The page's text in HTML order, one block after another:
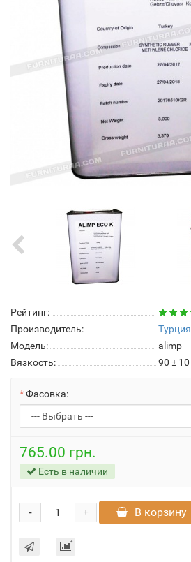
Рейтинг:
Производитель:
Турция
Модель:
alimp
Вязкость:
90 ± 10
Фасовка:
765.00 грн.
Есть в наличии
+
- В корзину